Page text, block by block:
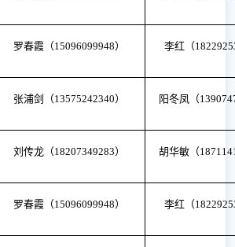
罗春霞（15096099948） 李红（
张浦剑（13575242340） 阳冬凤（
刘传龙（18207349283） 胡华敏（
罗春霞（15096099948） 李红（